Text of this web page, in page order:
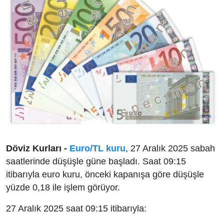
Döviz Kurları - Euro/TL kuru, 27 Aralık 2025 sabah
saatlerinde düşüşle güne başladı. Saat 09:15
itibarıyla euro kuru, önceki kapanışa göre düşüşle
yüzde 0,18 ile işlem görüyor.
27 Aralık 2025 saat 09:15 itibarıyla: